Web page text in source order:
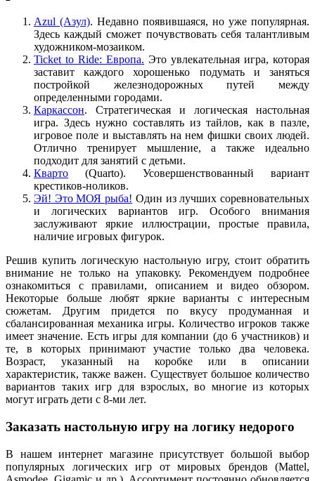
Azul (Азул). Недавно появившаяся, но уже популярная.
Здесь каждый сможет почувствовать себя талантливым
художником-мозаиком.
Ticket to Ride: Европа. Это увлекательная игра, которая
заставит каждого хорошенько подумать и заняться
постройкой железнодорожных путей между
определенными городами.
Каркассон. Стратегическая и логическая настольная
игра. Здесь нужно составлять из тайлов, как в пазле,
игровое поле и выставлять на нем фишки своих людей.
Отлично тренирует мышление, а также идеально
подходит для занятий с детьми.
Кварто (Quarto). Усовершенствованный вариант
крестиков-ноликов.
Эй! Это МОЯ рыба! Один из лучших соревновательных
и логических вариантов игр. Особого внимания
заслуживают яркие иллюстрации, простые правила,
наличие игровых фигурок.
Решив купить логическую настольную игру, стоит обратить
внимание не только на упаковку. Рекомендуем подробнее
ознакомиться с правилами, описанием и видео обзором.
Некоторые больше любят яркие варианты с интересным
сюжетам. Другим придется по вкусу продуманная и
сбалансированная механика игры. Количество игроков также
имеет значение. Есть игры для компании (до 6 участников) и
те, в которых принимают участие только два человека.
Возраст, указанный на коробке или в описании
характеристик, также важен. Существует большое количество
вариантов таких игр для взрослых, во многие из которых
могут играть дети с 8-ми лет.
Заказать настольную игру на логику недорого
В нашем интернет магазине присутствует большой выбор
популярных логических игр от мировых брендов (Mattel,